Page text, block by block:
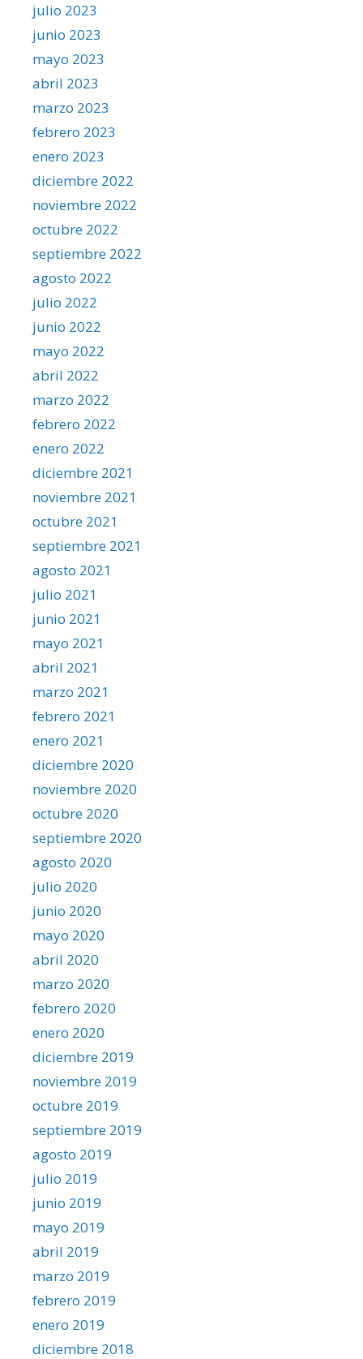
julio 2023
junio 2023
mayo 2023
abril 2023
marzo 2023
febrero 2023
enero 2023
diciembre 2022
noviembre 2022
octubre 2022
septiembre 2022
agosto 2022
julio 2022
junio 2022
mayo 2022
abril 2022
marzo 2022
febrero 2022
enero 2022
diciembre 2021
noviembre 2021
octubre 2021
septiembre 2021
agosto 2021
julio 2021
junio 2021
mayo 2021
abril 2021
marzo 2021
febrero 2021
enero 2021
diciembre 2020
noviembre 2020
octubre 2020
septiembre 2020
agosto 2020
julio 2020
junio 2020
mayo 2020
abril 2020
marzo 2020
febrero 2020
enero 2020
diciembre 2019
noviembre 2019
octubre 2019
septiembre 2019
agosto 2019
julio 2019
junio 2019
mayo 2019
abril 2019
marzo 2019
febrero 2019
enero 2019
diciembre 2018